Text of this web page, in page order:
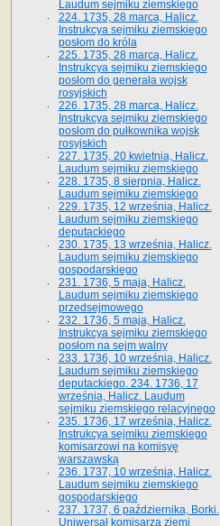
Laudum sejmiku ziemskiego
224. 1735, 28 marca, Halicz.
Instrukcya sejmiku ziemskiego
posłom do króla
225. 1735, 28 marca, Halicz.
Instrukcya sejmiku ziemskiego
posłom do generała wojsk
rosyjskich
226. 1735, 28 marca, Halicz.
Instrukcya sejmiku ziemskiego
posłom do pułkownika wojsk
rosyjskich
227. 1735, 20 kwietnia, Halicz.
Laudum sejmiku ziemskiego
228. 1735, 8 sierpnia, Halicz.
Laudum sejmiku ziemskiego
229. 1735, 12 września, Halicz.
Laudum sejmiku ziemskiego
deputackiego
230. 1735, 13 września, Halicz.
Laudum sejmiku ziemskiego
gospodarskiego
231. 1736, 5 maja, Halicz.
Laudum sejmiku ziemskiego
przedsejmowego
232. 1736, 5 maja, Halicz.
Instrukcya sejmiku ziemskiego
posłom na sejm walny
233. 1736, 10 września, Halicz.
Laudum sejmiku ziemskiego
deputackiego. 234. 1736, 17
września, Halicz. Laudum
sejmiku ziemskiego relacyjnego
235. 1736, 17 września, Halicz.
Instrukcya sejmiku ziemskiego
komisarzowi na komisyę
warszawską
236. 1737, 10 września, Halicz.
Laudum sejmiku ziemskiego
gospodarskiego
237. 1737, 6 października, Borki.
Uniwersał komisarza ziemi